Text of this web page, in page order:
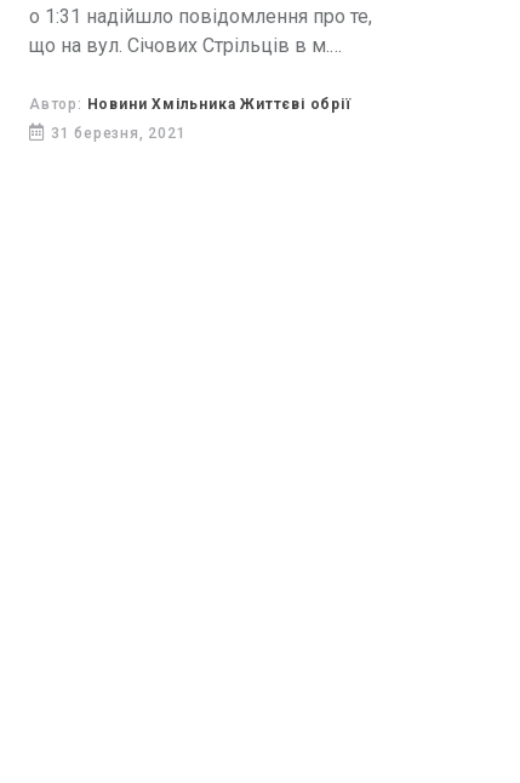
о 1:31 надійшло повідомлення про те,
що на вул. Січових Стрільців в м.
Автор: Новини Хмільника Життєві обрії
31 березня, 2021